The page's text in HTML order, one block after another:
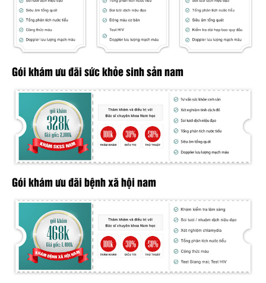
Gói khám ưu đãi sức khỏe sinh sản nam
Gói khám ưu đãi bệnh xã hội nam